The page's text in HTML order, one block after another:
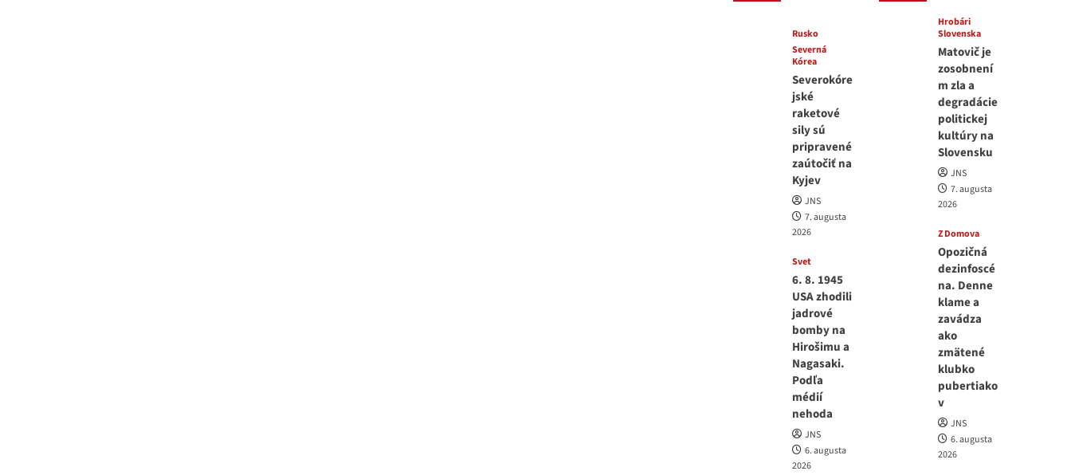
Rusko
Severná
Kórea
Severokóre
jské
raketové
sily sú
pripravené
zaútočiť na
Kyjev
JNS
7. augusta
2026
Svet
6. 8. 1945
USA zhodili
jadrové
bomby na
Hirošimu a
Nagasaki.
Podľa
médií
nehoda
JNS
6. augusta
2026
Hrobári
Slovenska
Matovič je
zosobnení
m zla a
degradácie
politickej
kultúry na
Slovensku
JNS
7. augusta
2026
Z Domova
Opozičná
dezinfoscé
na. Denne
klame a
zavádza
ako
zmätené
klubko
pubertiako
v
JNS
6. augusta
2026